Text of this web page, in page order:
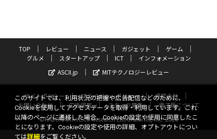
TOP レビュー ニュース ガジェット
ゲーム
グルメ
スタートアップ ICT
インフォメーション
ASCII.jp
MITテクノロジーレビュー
サイトポリシー プライバシーポリシー
運営会社
お問い合わせ
広告掲載 スタッフ募集
電子版について
©KADOKAWA ASCII Research Laboratories, Inc. 2026
このサイトでは、利用状況の把握や広告配信などのために、
Cookieを使用してアクセスデータを取得・利用しています。これ
以降のページに遷移した場合、Cookieの設定や使用に同意したこ
とになります。Cookieの設定や使用の詳細、オプトアウトについ
ては詳細 をご覧ください。